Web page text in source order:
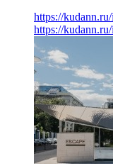
https://
https://